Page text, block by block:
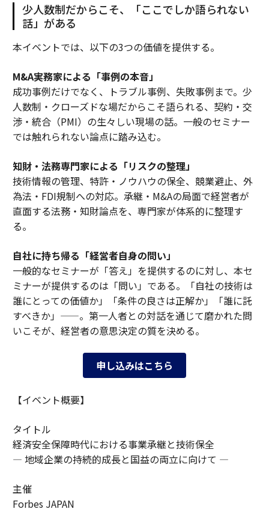
少人数制だからこそ、「ここでしか語られない
話」がある
本イベントでは、以下の3つの価値を提供する。
M&A実務家による「事例の本音」
成功事例だけでなく、トラブル事例、失敗事例まで。少
人数制・クローズドな場だからこそ語られる、契約・交
渉・統合（PMI）の生々しい現場の話。一般のセミナー
では触れられない論点に踏み込む。
知財・法務専門家による「リスクの整理」
技術情報の管理、特許・ノウハウの保全、競業避止、外
為法・FDI規制への対応。承継・M&Aの局面で経営者が
直面する法務・知財論点を、専門家が体系的に整理す
る。
自社に持ち帰る「経営者自身の問い」
一般的なセミナーが「答え」を提供するのに対し、本セ
ミナーが提供するのは「問い」である。「自社の技術は
誰にとっての価値か」「条件の良さは正解か」「誰に託
すべきか」——。第一人者との対話を通じて磨かれた問
いこそが、経営者の意思決定の質を決める。
申し込みはこちら
【イベント概要】
タイトル
経済安全保障時代における事業承継と技術保全
― 地域企業の持続的成長と国益の両立に向けて ―
主催
Forbes JAPAN